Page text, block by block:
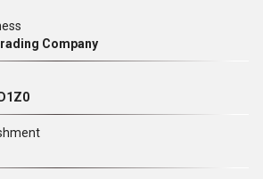
में हाइड्रोलिक बॉटल जैक, ड्रिल मशीन,
एंगल ग्राइंडर और कई अन्य समाधानों की
है। हमारे द्वारा प्रदान किया जाने वाला
टिकाऊपन और दक्षता सुनिश्चित करने
से प्राप्त किया जाता है। बाज़ार की मांगों
हम अपने ग्राहकों की बढ़ती ज़रूरतों को
Company